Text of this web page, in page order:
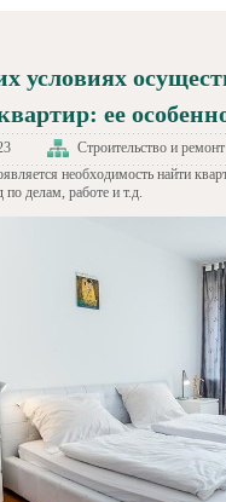
условиях
ее
Строительство и ремонт
необходимость найти
делам, работе и т.д.